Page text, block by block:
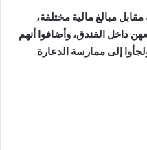
مبالغ مالية مختلفة،
داخل الفندق، وأضافوا أنهم
إلى ممارسة الدعارة